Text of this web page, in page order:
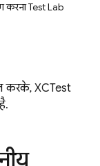
करना Test Lab
करके, XCTest